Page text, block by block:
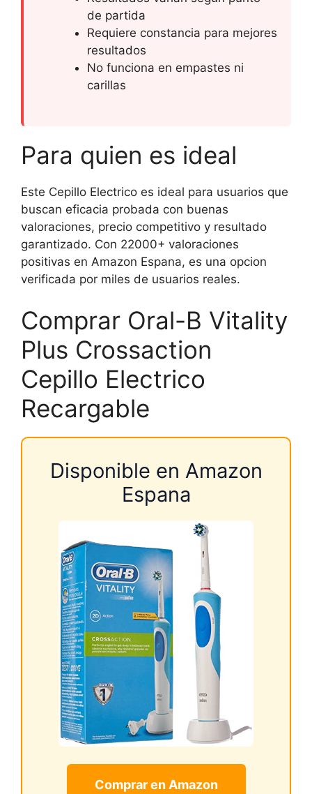
de partida
Requiere constancia para mejores
resultados
No funciona en empastes ni
carillas
Para quien es ideal
Este Cepillo Electrico es ideal para usuarios que
buscan eficacia probada con buenas
valoraciones, precio competitivo y resultado
garantizado. Con 22000+ valoraciones
positivas en Amazon Espana, es una opcion
verificada por miles de usuarios reales.
Comprar Oral-B Vitality
Plus Crossaction
Cepillo Electrico
Recargable
Disponible en Amazon
Espana
Comprar en Amazon